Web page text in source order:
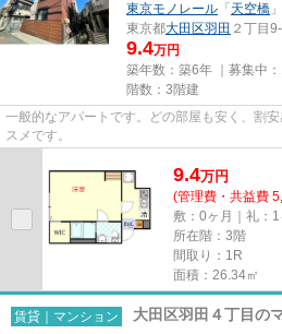
東京モノレール 「 天空橋
東京都大田区羽田 ２丁目
9.4万円
築年数：築6年 ｜募集中：
階数：3階建
一般的なアパートです。どの部屋も安く、割
スメです。
9.4万円
(管理費・共益費
敷：0ヶ月｜礼：1
所在階：3階
間取り：1R
面積：26.34㎡
賃貸｜マンション 大田区羽田４丁目の